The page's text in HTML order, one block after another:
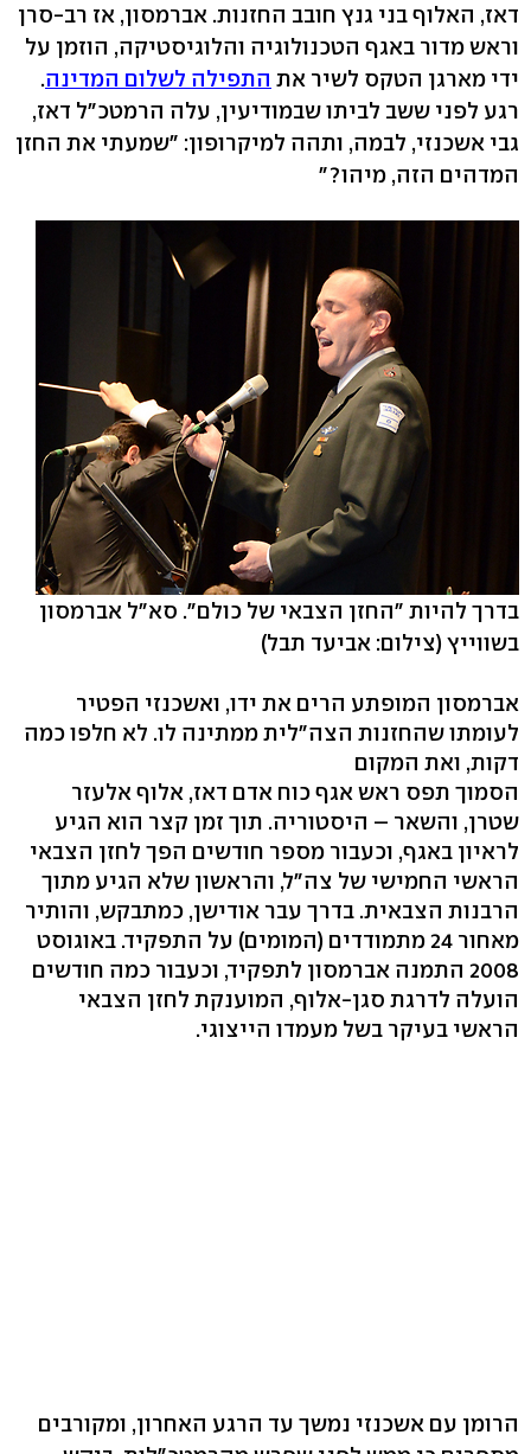
דאז, האלוף בני גנץ חובב החזנות. אברמסון, אז רב-סרן
וראש מדור באגף הטכנולוגיה והלוגיסטיקה, הוזמן על
ידי מארגן הטקס לשיר את התפילה לשלום המדינה.
רגע לפני ששב לביתו שבמודיעין, עלה הרמטכ"ל דאז,
גבי אשכנזי, לבמה, ותהה למיקרופון: "שמעתי את החזן
המדהים הזה, מיהו?"
בדרך להיות "החזן הצבאי של כולם". סא"ל אברמסון
בשווייץ (צילום: אביעד תבל)
אברמסון המופתע הרים את ידו, ואשכנזי הפטיר
לעומתו שהחזנות הצה"לית ממתינה לו. לא חלפו כמה
דקות, ואת המקום
הסמוך תפס ראש אגף כוח אדם דאז, אלוף אלעזר
שטרן, והשאר – היסטוריה. תוך זמן קצר הוא הגיע
לראיון באגף, וכעבור מספר חודשים הפך לחזן הצבאי
הראשי החמישי של צה"ל, והראשון שלא הגיע מתוך
הרבנות הצבאית. בדרך עבר אודישן, כמתבקש, והותיר
מאחור 24 מתמודדים (המומים) על התפקיד. באוגוסט
2008 התמנה אברמסון לתפקיד, וכעבור כמה חודשים
הועלה לדרגת סגן-אלוף, המוענקת לחזן הצבאי
הראשי בעיקר בשל מעמדו הייצוגי.
הרומן עם אשכנזי נמשך עד הרגע האחרון, ומקורבים